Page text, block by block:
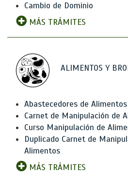
Cambio de Dominio
MÁS TRÁMITES
ALIMENTOS Y
Abastecedores de Alimentos
Carnet de Manipulación de
Curso Manipulación de
Duplicado Carnet de
Alimentos
MÁS TRÁMITES